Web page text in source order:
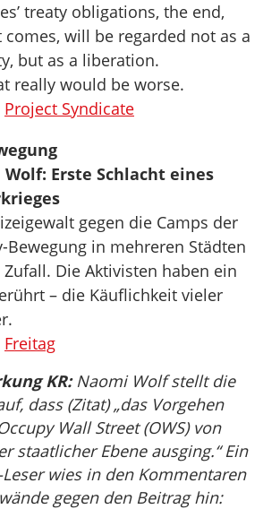
treaty obligations, the end,
comes, will be regarded not as a
but as a liberation.
really would be worse.
Project Syndicate
Erste Schlacht eines
gegen die Camps der
Bewegung in mehreren Städten
Die Aktivisten haben ein
– die Käuflichkeit vieler
Freitag
KR:Naomi Wolf stellt die
dass (Zitat) „das Vorgehen
Wall Street (OWS) von
staatlicher Ebene ausging.“ Ein
Leser wies in den Kommentaren
gegen den Beitrag hin: